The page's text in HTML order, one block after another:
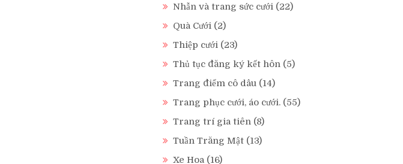
Nhẫn và trang sức cưới (22)
Quà Cưới (2)
Thiệp cưới (23)
Thủ tục đăng ký kết hôn (5)
Trang điểm cô dâu (14)
Trang phục cưới, áo cưới. (55)
Trang trí gia tiên (8)
Tuần Trăng Mật (13)
Xe Hoa (16)